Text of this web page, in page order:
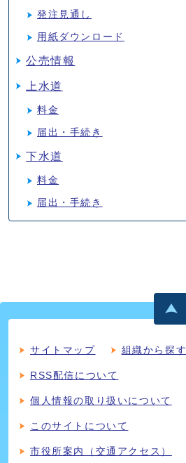
発注見通し
用紙ダウンロード
公売情報
上水道
料金
届出・手続き
下水道
料金
届出・手続き
サイトマップ 組織から探す
RSS配信について
個人情報の取り扱いについて
このサイトについて
市役所案内（交通アクセス）